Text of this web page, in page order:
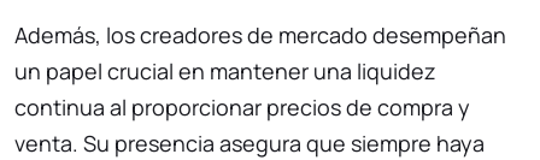
Además, los creadores de mercado desempeñan
un papel crucial en mantener una liquidez
continua al proporcionar precios de compra y
venta. Su presencia asegura que siempre haya